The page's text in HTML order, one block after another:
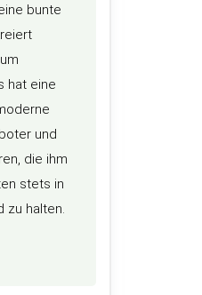
bunte
hat eine
und
die ihm
stets in
zu halten.